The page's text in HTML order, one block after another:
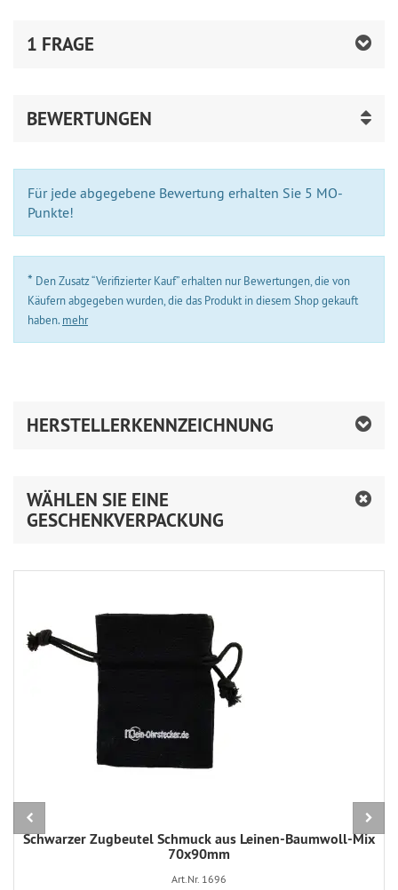
1 FRAGE
BEWERTUNGEN
Für jede abgegebene Bewertung erhalten Sie 5 MO-
Punkte!
* Den Zusatz “Verifizierter Kauf” erhalten nur Bewertungen, die von
Käufern abgegeben wurden, die das Produkt in diesem Shop gekauft
haben. mehr
HERSTELLERKENNZEICHNUNG
WÄHLEN SIE EINE
GESCHENKVERPACKUNG
Schwarzer Zugbeutel Schmuck aus Leinen-Baumwoll-Mix
70x90mm
Art.Nr. 1696